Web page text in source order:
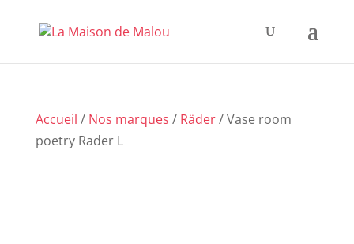
Accueil / Nos marques / Räder/ Vase room
poetry Rader L